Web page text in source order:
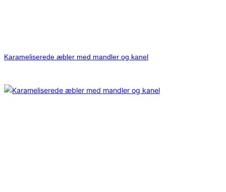
Karameliserede æbler med mandler og kanel